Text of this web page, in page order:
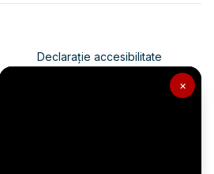
×
Declarație accesibilitate
Politica de confidențialitate